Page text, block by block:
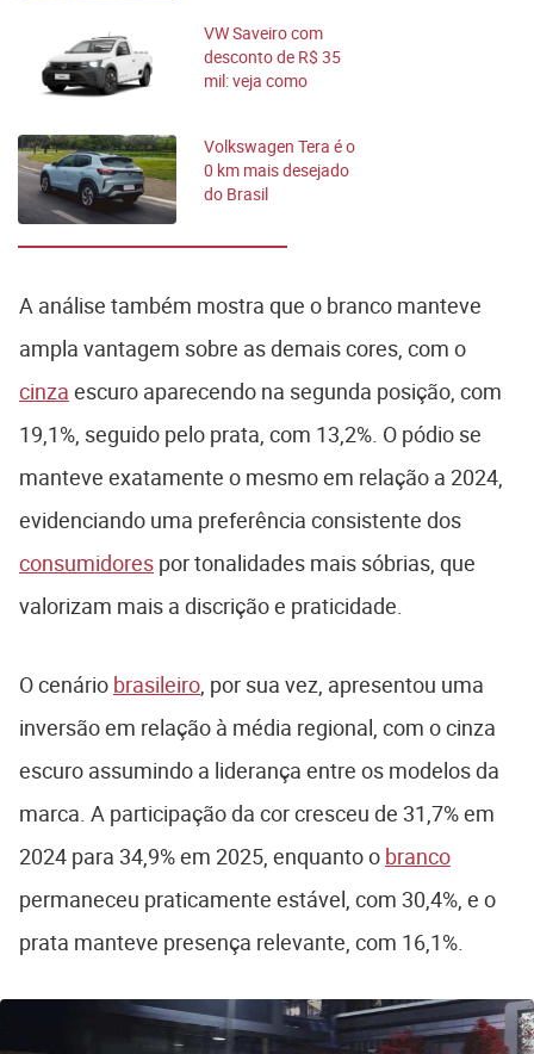
VW Saveiro com
desconto de R$ 35
mil: veja como
Volkswagen Tera é o
0 km mais desejado
do Brasil
A análise também mostra que o branco manteve
ampla vantagem sobre as demais cores, com o
cinza escuro aparecendo na segunda posição, com
19,1%, seguido pelo prata, com 13,2%. O pódio se
manteve exatamente o mesmo em relação a 2024,
evidenciando uma preferência consistente dos
consumidores por tonalidades mais sóbrias, que
valorizam mais a discrição e praticidade.
O cenário brasileiro, por sua vez, apresentou uma
inversão em relação à média regional, com o cinza
escuro assumindo a liderança entre os modelos da
marca. A participação da cor cresceu de 31,7% em
2024 para 34,9% em 2025, enquanto o branco
permaneceu praticamente estável, com 30,4%, e o
prata manteve presença relevante, com 16,1%.